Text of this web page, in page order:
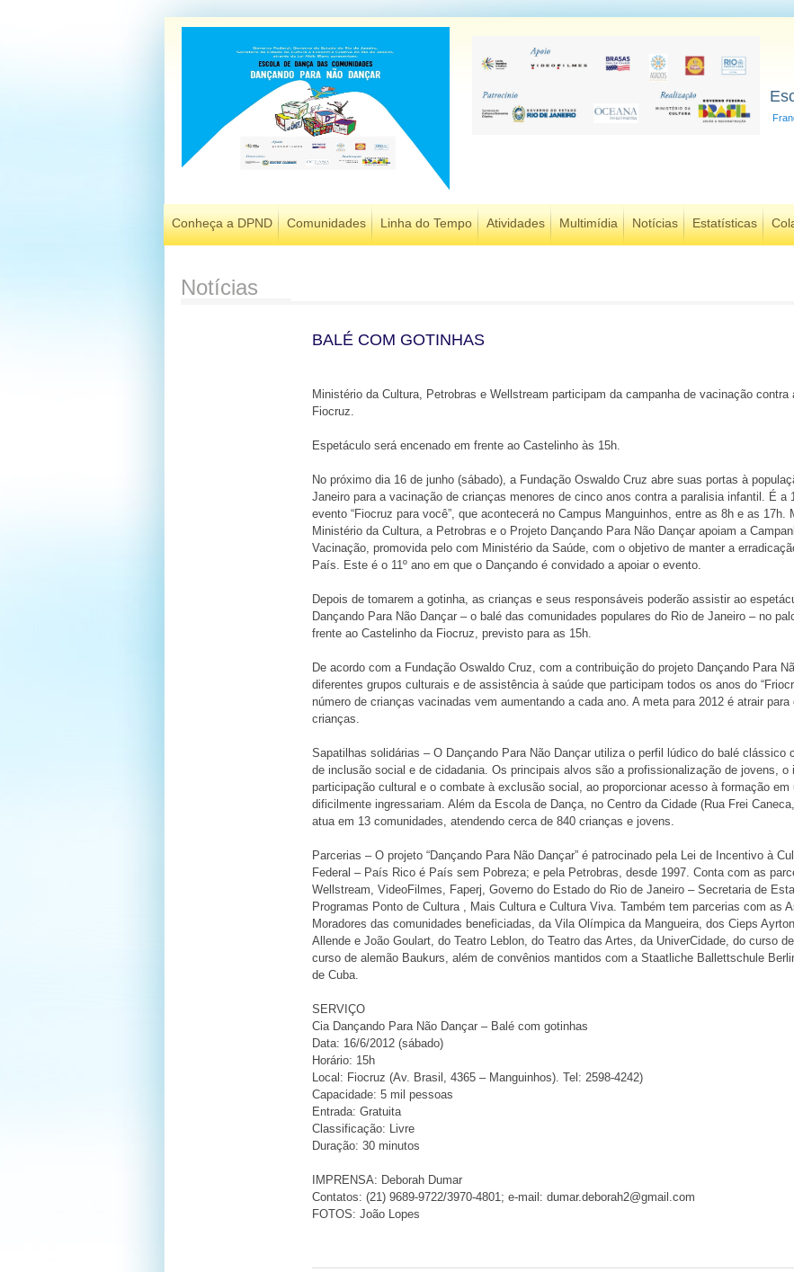
Conheça a DPND Comunidades Linha do Tempo Atividades Multimídia Notícias Estatísticas
Notícias
BALÉ COM GOTINHAS
Ministério da Cultura, Petrobras e Wellstream participam da campanha de vacinação contra
Fiocruz.
Espetáculo será encenado em frente ao Castelinho às 15h.
No próximo dia 16 de junho (sábado), a Fundação Oswaldo Cruz abre suas portas à
Janeiro para a vacinação de crianças menores de cinco anos contra a paralisia infantil. É a
evento “Fiocruz para você”, que acontecerá no Campus Manguinhos, entre as 8h e as 17h.
Ministério da Cultura, a Petrobras e o Projeto Dançando Para Não Dançar apoiam a
Vacinação, promovida pelo com Ministério da Saúde, com o objetivo de manter a
País. Este é o 11º ano em que o Dançando é convidado a apoiar o evento.
Depois de tomarem a gotinha, as crianças e seus responsáveis poderão assistir ao
Dançando Para Não Dançar – o balé das comunidades populares do Rio de Janeiro – no
frente ao Castelinho da Fiocruz, previsto para as 15h.
De acordo com a Fundação Oswaldo Cruz, com a contribuição do projeto Dançando Para
diferentes grupos culturais e de assistência à saúde que participam todos os anos do
número de crianças vacinadas vem aumentando a cada ano. A meta para 2012 é atrair para
crianças.
Sapatilhas solidárias – O Dançando Para Não Dançar utiliza o perfil lúdico do balé clássico
de inclusão social e de cidadania. Os principais alvos são a profissionalização de jovens, o
participação cultural e o combate à exclusão social, ao proporcionar acesso à formação em
dificilmente ingressariam. Além da Escola de Dança, no Centro da Cidade (Rua Frei
atua em 13 comunidades, atendendo cerca de 840 crianças e jovens.
Parcerias – O projeto “Dançando Para Não Dançar” é patrocinado pela Lei de Incentivo à
Federal – País Rico é País sem Pobreza; e pela Petrobras, desde 1997. Conta com as
Wellstream, VideoFilmes, Faperj, Governo do Estado do Rio de Janeiro – Secretaria de
Programas Ponto de Cultura , Mais Cultura e Cultura Viva. Também tem parcerias com as
Moradores das comunidades beneficiadas, da Vila Olímpica da Mangueira, dos Cieps
Allende e João Goulart, do Teatro Leblon, do Teatro das Artes, da UniverCidade, do curso
curso de alemão Baukurs, além de convênios mantidos com a Staatliche Ballettschule
de Cuba.
SERVIÇO
Cia Dançando Para Não Dançar – Balé com gotinhas
Data: 16/6/2012 (sábado)
Horário: 15h
Local: Fiocruz (Av. Brasil, 4365 – Manguinhos). Tel: 2598-4242)
Capacidade: 5 mil pessoas
Entrada: Gratuita
Classificação: Livre
Duração: 30 minutos
IMPRENSA: Deborah Dumar
Contatos: (21) 9689-9722/3970-4801; e-mail: dumar.deborah2@gmail.com
FOTOS: João Lopes